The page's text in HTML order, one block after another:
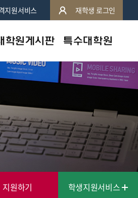
지원서비스 재학생 로그인
학원게시판
사공지
사 및 특강
수칼럼
특수대학원
휴먼서비스대학원
학사안내
지원하기 학생지원서비스